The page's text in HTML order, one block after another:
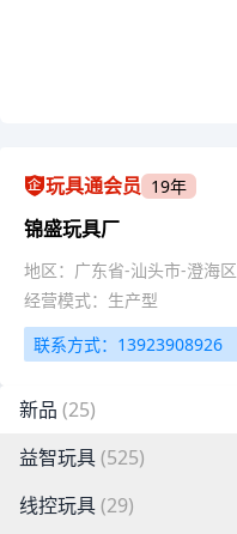
玩具通会员 19年
锦盛玩具厂
地区：广东省-汕头市-澄海区
经营模式：生产型
联系方式：13923908926
新品 (25)
益智玩具(525)
线控玩具(29)